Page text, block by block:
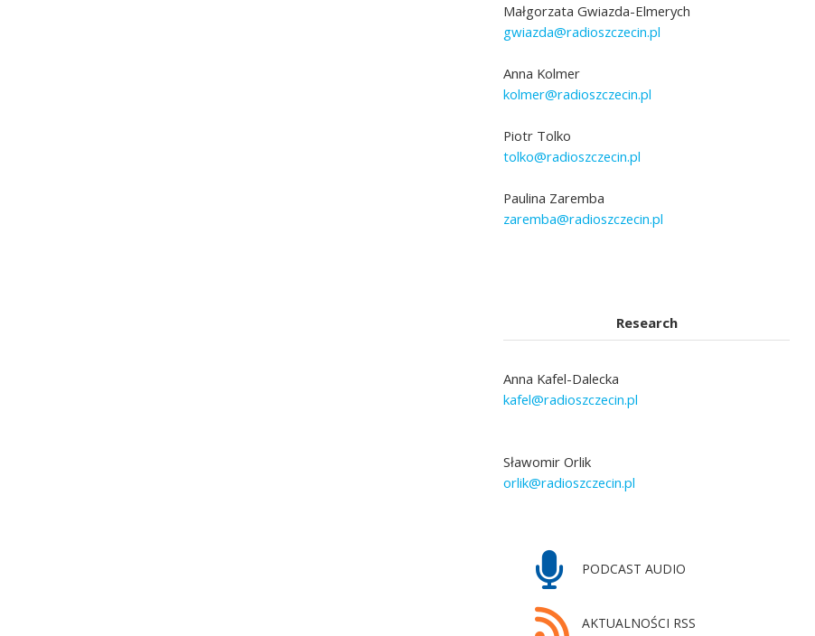
Małgorzata Gwiazda-Elmerych
gwiazda@radioszczecin.pl
Anna Kolmer
kolmer@radioszczecin.pl
Piotr Tolko
tolko@radioszczecin.pl
Paulina Zaremba
zaremba@radioszczecin.pl
Research
Anna Kafel-Dalecka
kafel@radioszczecin.pl
Sławomir Orlik
orlik@radioszczecin.pl
PODCAST AUDIO
AKTUALNOŚCI RSS